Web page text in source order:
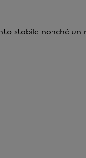
stabile nonché un